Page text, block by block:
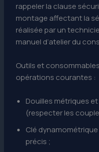
rappeler la clause
montage affectant la
réalisée par un
manuel d’atelier du
Outils et
opérations courantes :
Douilles métriques
(respecter les
Clé
précis ;